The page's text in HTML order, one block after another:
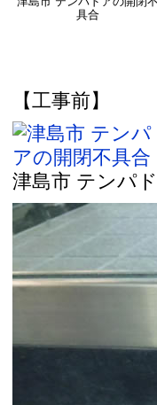
具合
【工事前】
津島市 テンパ